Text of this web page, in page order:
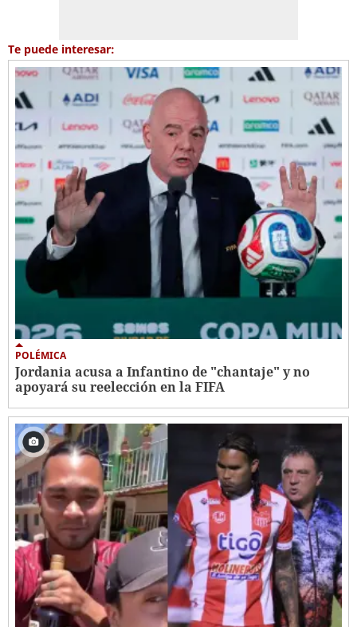
Te puede interesar:
POLÉMICA
Jordania acusa a Infantino de "chantaje" y no
apoyará su reelección en la FIFA